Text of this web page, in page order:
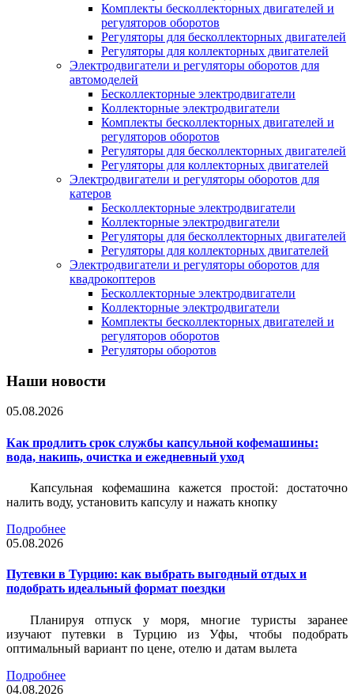
Комплекты бесколлекторных двигателей и
регуляторов оборотов
Регуляторы для бесколлекторных двигателей
Регуляторы для коллекторных двигателей
Электродвигатели и регуляторы оборотов для
автомоделей
Бесколлекторные электродвигатели
Коллекторные электродвигатели
Комплекты бесколлекторных двигателей и
регуляторов оборотов
Регуляторы для бесколлекторных двигателей
Регуляторы для коллекторных двигателей
Электродвигатели и регуляторы оборотов для
катеров
Бесколлекторные электродвигатели
Коллекторные электродвигатели
Регуляторы для бесколлекторных двигателей
Регуляторы для коллекторных двигателей
Электродвигатели и регуляторы оборотов для
квадрокоптеров
Бесколлекторные электродвигатели
Коллекторные электродвигатели
Комплекты бесколлекторных двигателей и
регуляторов оборотов
Регуляторы оборотов
Наши новости
05.08.2026
Как продлить срок службы капсульной кофемашины:
вода, накипь, очистка и ежедневный уход
Капсульная кофемашина кажется простой: достаточно
налить воду, установить капсулу и нажать кнопку
Подробнее
05.08.2026
Путевки в Турцию: как выбрать выгодный отдых и
подобрать идеальный формат поездки
Планируя отпуск у моря, многие туристы заранее
изучают путевки в Турцию из Уфы, чтобы подобрать
оптимальный вариант по цене, отелю и датам вылета
Подробнее
04.08.2026